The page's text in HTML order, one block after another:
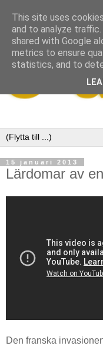
15 januari 2013
Lärdomar av
Den franska
This site uses
and to analyze traffic.
shared with Google
metrics to ensure
statistics, and to